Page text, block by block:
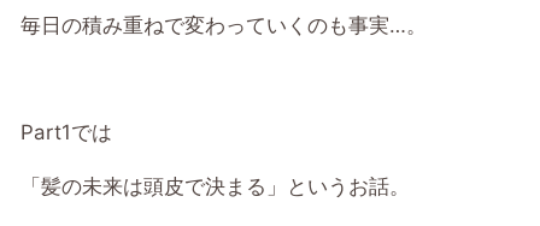
毎日の積み重ねで変わっていくのも事実…。
Part1では
「髪の未来は頭皮で決まる」というお話。